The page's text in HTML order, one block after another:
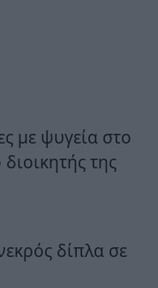
με ψυγεία στο
της
δίπλα σε